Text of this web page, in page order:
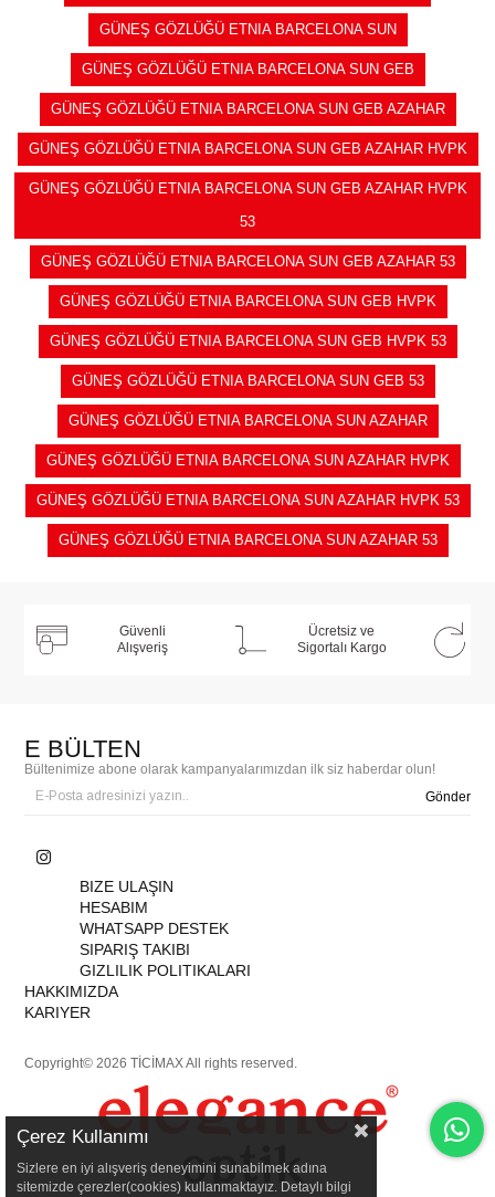
GÜNEŞ GÖZLÜĞÜ ETNIA BARCELONA SUN
GÜNEŞ GÖZLÜĞÜ ETNIA BARCELONA SUN GEB
GÜNEŞ GÖZLÜĞÜ ETNIA BARCELONA SUN GEB AZAHAR
GÜNEŞ GÖZLÜĞÜ ETNIA BARCELONA SUN GEB AZAHAR HVPK
GÜNEŞ GÖZLÜĞÜ ETNIA BARCELONA SUN GEB AZAHAR HVPK
53
GÜNEŞ GÖZLÜĞÜ ETNIA BARCELONA SUN GEB AZAHAR 53
GÜNEŞ GÖZLÜĞÜ ETNIA BARCELONA SUN GEB HVPK
GÜNEŞ GÖZLÜĞÜ ETNIA BARCELONA SUN GEB HVPK 53
GÜNEŞ GÖZLÜĞÜ ETNIA BARCELONA SUN GEB 53
GÜNEŞ GÖZLÜĞÜ ETNIA BARCELONA SUN AZAHAR
GÜNEŞ GÖZLÜĞÜ ETNIA BARCELONA SUN AZAHAR HVPK
GÜNEŞ GÖZLÜĞÜ ETNIA BARCELONA SUN AZAHAR HVPK 53
GÜNEŞ GÖZLÜĞÜ ETNIA BARCELONA SUN AZAHAR 53
Güvenli
Alışveriş
Ücretsiz ve
Sigortalı Kargo
E BÜLTEN
Bültenimize abone olarak kampanyalarımızdan ilk siz haberdar olun!
Gönder
BIZE ULAŞIN
HESABIM
WHATSAPP DESTEK
SIPARIŞ TAKIBI
GIZLILIK POLITIKALARI
HAKKIMIZDA
KARIYER
Copyright© 2026 TİCİMAX All rights reserved.
Çerez Kullanımı
Sizlere en iyi alışveriş deneyimini sunabilmek adına
sitemizde çerezler(cookies) kullanmaktayız. Detaylı bilgi